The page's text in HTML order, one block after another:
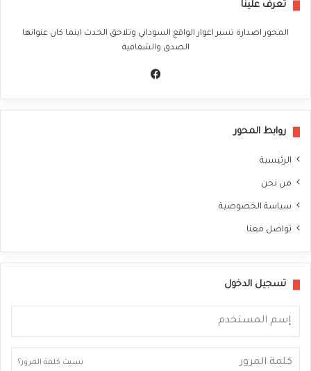
تعرف علينا
المحور اصدارة تسبر اغوار الواقع السوداني وتلاحق الحدث اينما كان عنوانها
الصدق والشفافية
روابط المحور
الرئيسية
من نحن
سياسة الخصوصية
تواصل معنا
تسجيل الدخول
نسيت كلمة المرور؟